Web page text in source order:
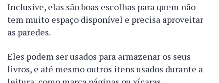
Inclusive, elas são boas escolhas para quem não
tem muito espaço disponível e precisa aproveitar
as paredes.
Eles podem ser usados para armazenar os seus
livros, e até mesmo outros itens usados durante a